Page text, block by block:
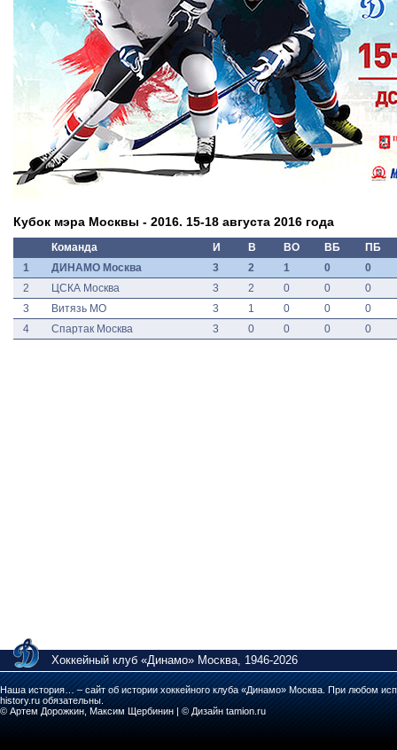
Кубок мэра Москвы - 2016. 15-18 августа 2016 года
Команда И В ВО ВБ
ПБ
1
ДИНАМО Москва 3 2 1 0
0
2
ЦСКА Москва 3 2 0 0
0
3
Витязь МО 3 1 0 0
0
4
Спартак Москва 3 0 0 0 0
Хоккейный клуб «Динамо» Москва, 1946-2026
Наша история… – сайт об истории хоккейного клуба «Динамо» Москва. При любом
history.ru обязательны.
© Артем Дорожкин, Максим Щербинин | © Дизайн tamion.ru